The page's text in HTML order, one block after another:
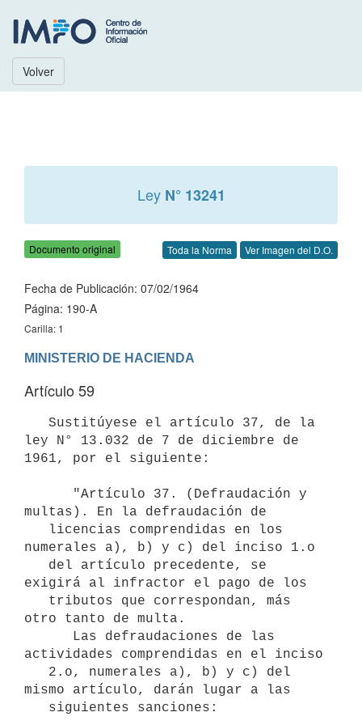
Volver
Ley N° 13241
Documento original Toda la Norma Ver Imagen del D.O.
Fecha de Publicación: 07/02/1964
Página: 190-A
Carilla: 1
MINISTERIO DE HACIENDA
Artículo 59
ley N° 13.032 de 7 de diciembre de
1961, por el siguiente:
multas). En la defraudación de
numerales a), b) y c) del inciso 1.o
exigirá al infractor el pago de los
otro tanto de multa.
actividades comprendidas en el inciso
mismo artículo, darán lugar a las